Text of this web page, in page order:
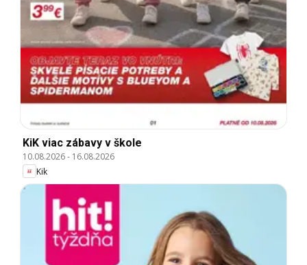
KiK viac zábavy v škole
10.08.2026- 16.08.2026
Kik